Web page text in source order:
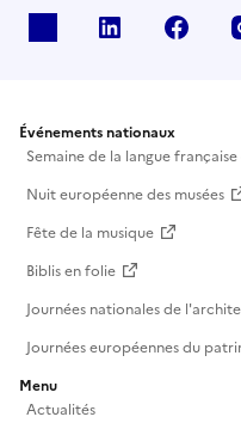
Linkedin
Événements nationaux
Semaine de la langue
Nuit européenne des musées
Fête de la musique
Biblis en folie
Journées nationales de
Journées européennes du
Menu
Actualités